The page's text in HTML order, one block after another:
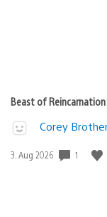
Beast of
Corey
Veröffentlichungsdatum:
3. Aug 2026 1